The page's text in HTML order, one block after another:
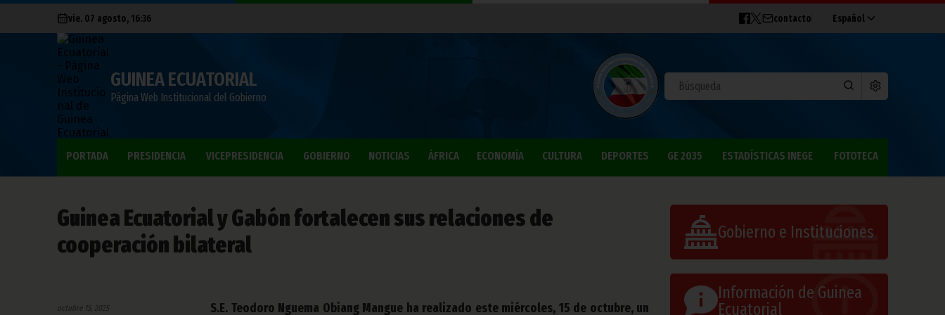
vie. 07 agosto, 16:36 contacto Español
GUINEA ECUATORIAL
Página Web Institucional del Gobierno
PORTADA PRESIDENCIA VICEPRESIDENCIA GOBIERNO NOTICIAS ÁFRICA ECONOMÍA CULTURA DEPORTES GE 2035 ESTADÍSTICAS INEGE FOTOTECA
Guinea Ecuatorial y Gabón fortalecen sus relaciones de
cooperación bilateral
octubre 15, 2025
S.E. Teodoro Nguema Obiang Mangue ha realizado este miércoles, 15 de octubre, un
Gobierno e Instituciones
Información de Guinea
Ecuatorial